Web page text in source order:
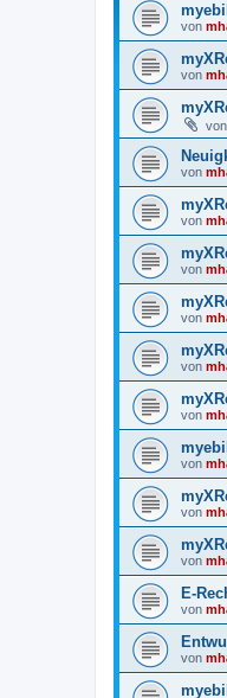
von
von
von
von
von
von
von
von
von
von
von
von
E-
von
von